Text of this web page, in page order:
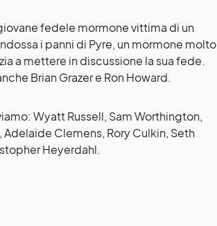
fedele mormone vittima di un
i panni di Pyre, un mormone molto
a mettere in discussione la sua fede.
Brian Grazer e Ron Howard.
Wyatt Russell, Sam Worthington,
Clemens, Rory Culkin, Seth
Heyerdahl.